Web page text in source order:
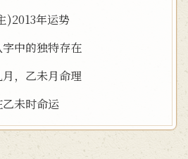
)2013年运势
中的独特存在
，乙未月命理
未时命运